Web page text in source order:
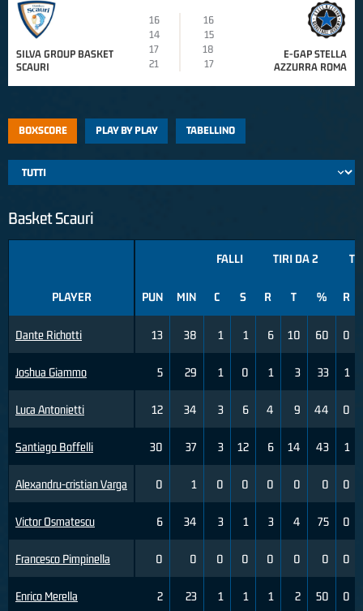
SILVA GROUP BASKET
SCAURI
16
16
14
15
17
18
21
17
E-GAP STELLA
AZZURRA ROMA
BOXSCORE PLAY BY PLAY TABELLINO
Basket Scauri
PLAYER
Dante Richotti
Joshua Giammo
Luca Antonietti
Santiago Boffelli
Alexandru-cristian Varga
Victor Osmatescu
Francesco Pimpinella
Enrico Merella
FALLI TIRI DA 2
PUN MIN C S R T % R
13 38 1 1 6 10 60 0
5 29 1 0 1 3 33 1
12 34 3 6 4 9 44 0
30 37 3 12 6 14 43 1
0 1 0 0 0 0 0 0
6 34 3 1 3 4 75 0
0 0 0 0 0 0 0 0
2 23 1 1 1 2 50 0